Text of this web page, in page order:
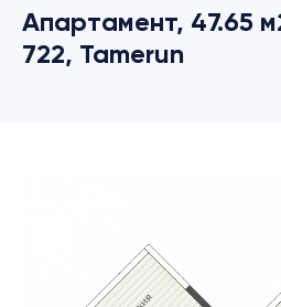
Апартамент, 47.65
722, Tamerun